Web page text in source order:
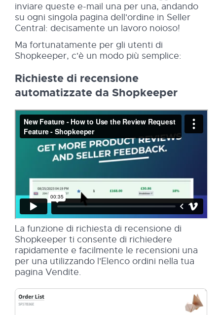
inviare queste e-mail una per una, andando
su ogni singola pagina dell'ordine in Seller
Central: decisamente un lavoro noioso!
Ma fortunatamente per gli utenti di
Shopkeeper, c'è un modo più semplice:
Richieste di recensione
automatizzate da Shopkeeper
La funzione di richiesta di recensione di
Shopkeeper ti consente di richiedere
rapidamente e facilmente le recensioni una
per una utilizzando l'Elenco ordini nella tua
pagina Vendite.